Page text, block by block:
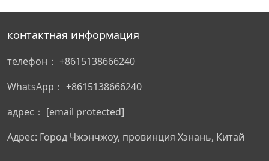
контактная информация
телефон： +8615138666240
WhatsApp： +8615138666240
адрес： [email protected]
Адрес: Город Чжэнчжоу, провинция Хэнань, Китай